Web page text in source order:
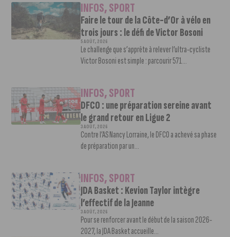
INFOS,SPORT
Faire le tour de la Côte-d’Or à vélo en
trois jours : le défi de Victor Bosoni
5 AOÛT, 2026
Le challenge que s’apprête à relever l’ultra-cycliste
Victor Bosoni est simple : parcourir 571...
INFOS,SPORT
DFCO : une préparation sereine avant
le grand retour en Ligue 2
3 AOÛT, 2026
Contre l’AS Nancy Lorraine, le DFCO a achevé sa phase
de préparation par un...
INFOS,SPORT
JDA Basket : Kevion Taylor intègre
l’effectif de la Jeanne
3 AOÛT, 2026
Pour se renforcer avant le début de la saison 2026-
2027, la JDA Basket accueille...